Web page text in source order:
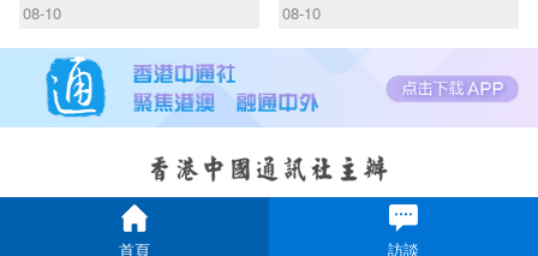
08-10
08-10
首頁 訪談